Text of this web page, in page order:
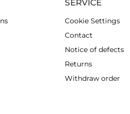
SERVICE
Cookie Settings
Contact
Notice of defects
Returns
Withdraw order